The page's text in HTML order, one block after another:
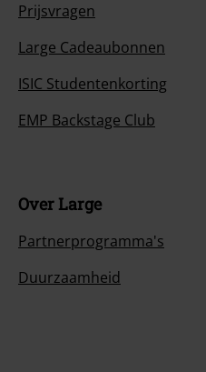
Prijsvragen
Large Cadeaubonnen
ISIC Studentenkorting
EMP Backstage Club
Over Large
Partnerprogramma's
Duurzaamheid